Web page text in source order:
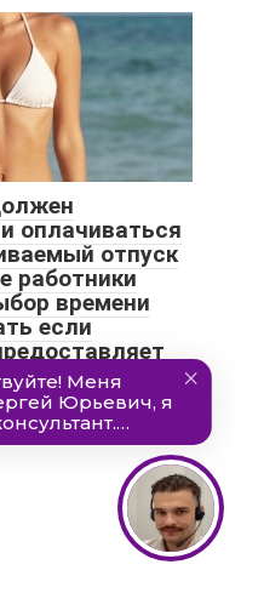
оплачиваться
отпуск
работники
времени
если